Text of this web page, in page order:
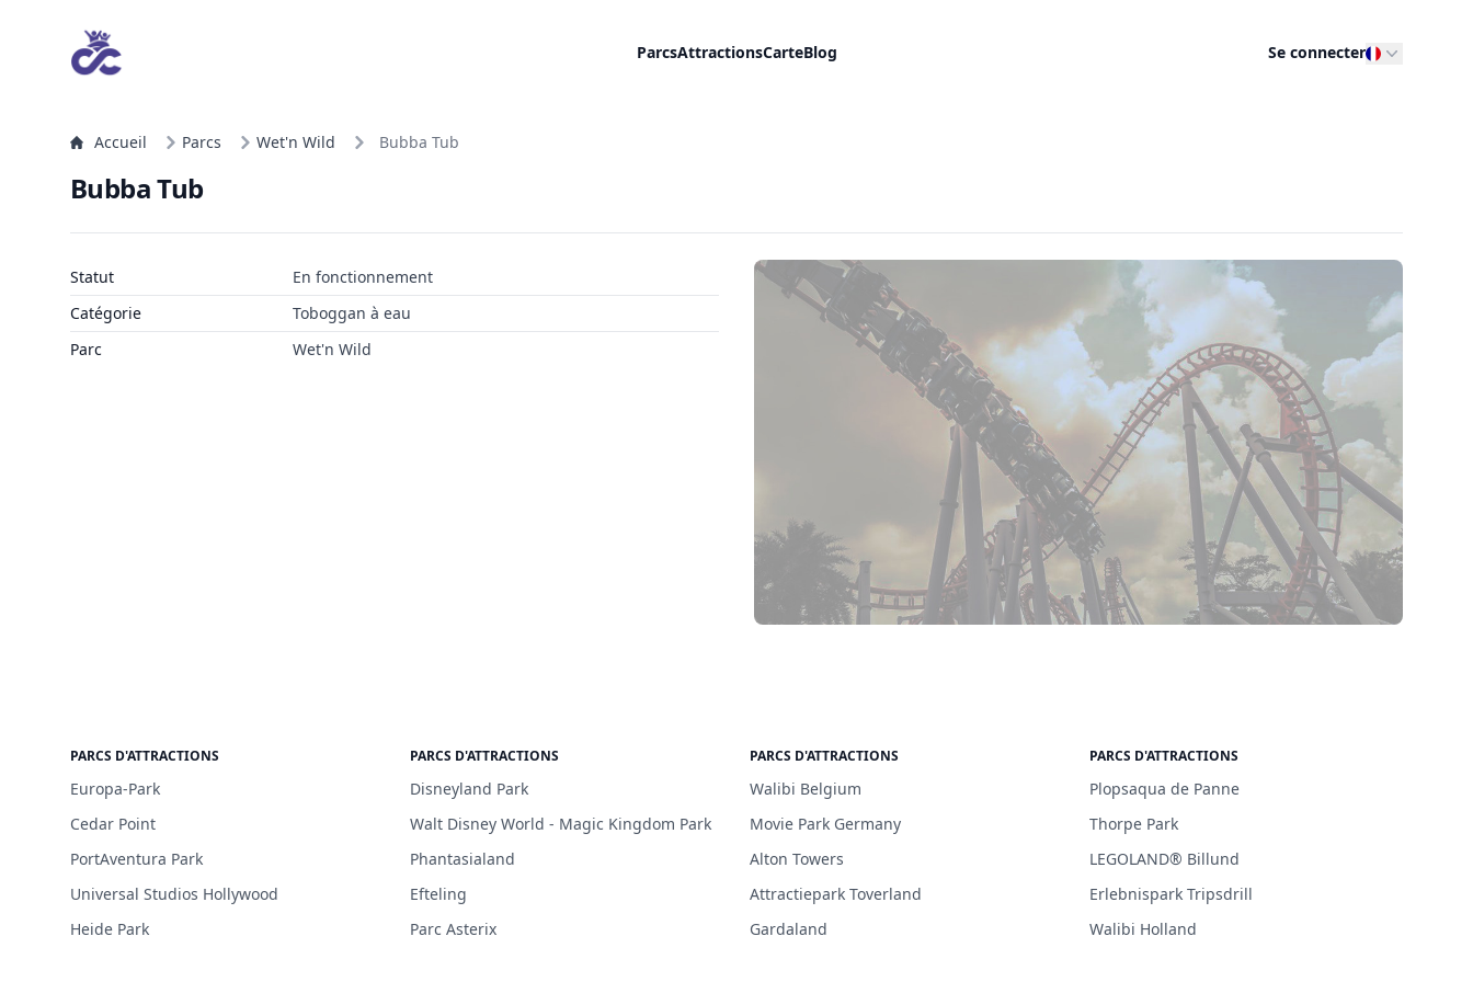
ParcsAttractionsCarteBlog Se connecter
Accueil Parcs Wet'n Wild Bubba Tub
Bubba Tub
Statut
En fonctionnement
Catégorie
Toboggan à eau
Parc
Wet'n Wild
PARCS D'ATTRACTIONS
Europa-Park
Cedar Point
PortAventura Park
Universal Studios Hollywood
Heide Park
PARCS D'ATTRACTIONS
Disneyland Park
Walt Disney World - Magic Kingdom Park
Phantasialand
Efteling
Parc Asterix
PARCS D'ATTRACTIONS
Walibi Belgium
Movie Park Germany
Alton Towers
Attractiepark Toverland
Gardaland
PARCS D'ATTRACTIONS
Plopsaqua de Panne
Thorpe Park
LEGOLAND® Billund
Erlebnispark Tripsdrill
Walibi Holland